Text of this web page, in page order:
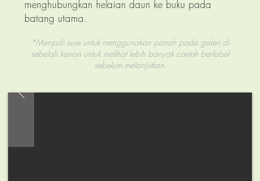
menghubungkan helaian daun ke buku pada
batang utama.
*Menjadisure untuk menggunakan panah pada galeri di
sebelah kanan untuk melihat lebih banyak contoh berlabel
sebelum melanjutkan.